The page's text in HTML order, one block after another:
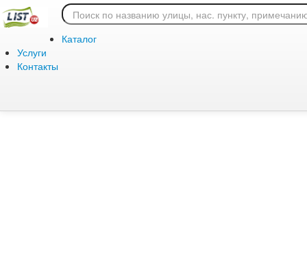
Каталог
Услуги
Контакты
Ошибка 404: страница